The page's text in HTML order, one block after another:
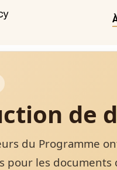
de
du Programme
pour les